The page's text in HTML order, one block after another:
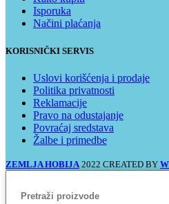
Isporuka
Načini plaćanja
KORISNIČKI SERVIS
Uslovi korišćenja i prodaje
Politika privatnosti
Reklamacije
Pravo na odustajanje
Povraćaj sredstava
Žalbe i primedbe
ZEMLJA HOBIJA 2022 CREATED BY